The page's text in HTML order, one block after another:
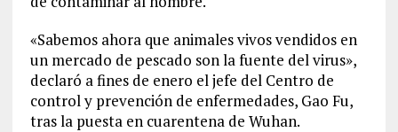
«Sabemos ahora que animales vivos vendidos en
un mercado de pescado son la fuente del virus»,
declaró a fines de enero el jefe del Centro de
control y prevención de enfermedades, Gao Fu,
tras la puesta en cuarentena de Wuhan.